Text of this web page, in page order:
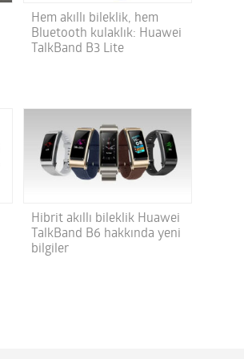
Hem akıllı bileklik, hem
Bluetooth kulaklık: Huawei
TalkBand B3 Lite
Hibrit akıllı bileklik Huawei
TalkBand B6 hakkında yeni
bilgiler